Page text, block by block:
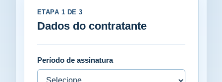
ETAPA 1 DE 3
Dados do contratante
Período de assinatura